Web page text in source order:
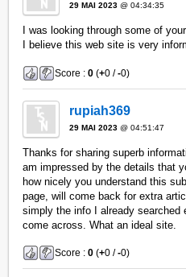
29 MAI 2023 @ 04:34:35
I was looking through some of
I believe this web site is very
Score :0 (+0 /-0)
rupiah369
29 MAI 2023 @ 04:51:47
Thanks for sharing superb
am impressed by the details that
how nicely you understand this
page, will come back for extra
simply the info I already searched
come across. What an ideal site.
Score :0 (+0 /-0)